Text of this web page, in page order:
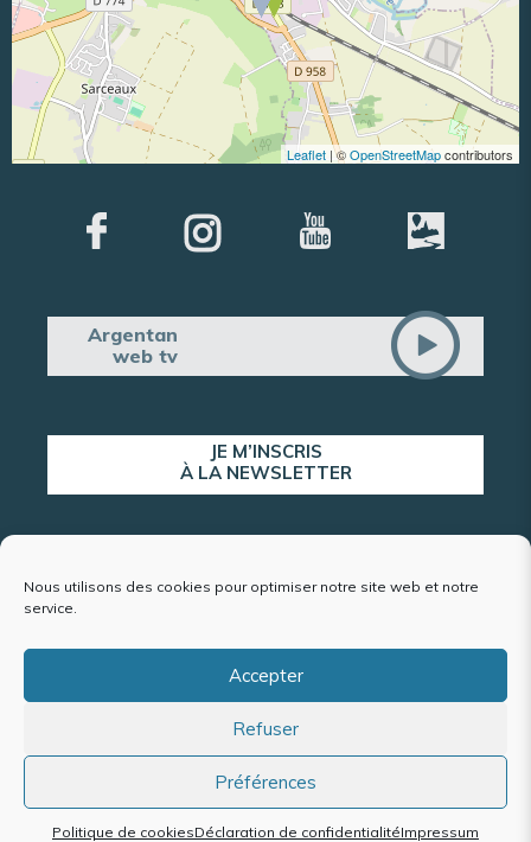
Nous utilisons des cookies pour optimiser notre site web et notre
service.
Accepter
Refuser
Préférences
Politique de cookiesDéclaration de confidentialitéImpressum
Leaflet | ©OpenStreetMapcontributors
Argentan
web tv
JE M’INSCRIS
À LA NEWSLETTER
ALERTE POPULATION
Mentions légales et politique de confidentialité
Accessibilité : conformité partielle
Politique de cookies (UE)